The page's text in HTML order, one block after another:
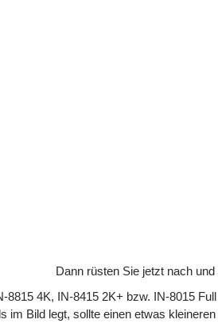
Dann rüsten Sie jetzt nach
8815 4K, IN-8415 2K+ bzw. IN-8015
im Bild legt, sollte einen etwas